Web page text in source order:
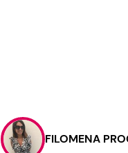
Contattaci
PubblicitàFILOMENA